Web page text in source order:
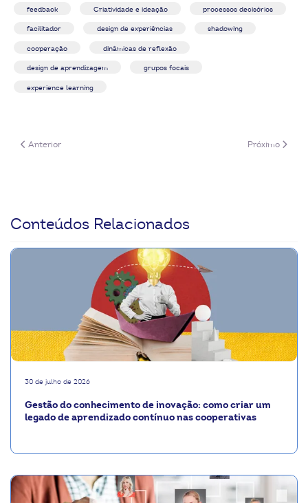
feedback Criatividade e ideação processos decisórios
facilitador design de experiências shadowing
cooperação dinâmicas de reflexão
design de aprendizagem grupos focais
experience learning
Artigo anterior: Design de experiências de aprendizagem potencializa a
Anterior Próximo
Próximo
Conteúdos Relacionados
30 de julho de 2026
Gestão do conhecimento de inovação: como criar um
legado de aprendizado contínuo nas cooperativas